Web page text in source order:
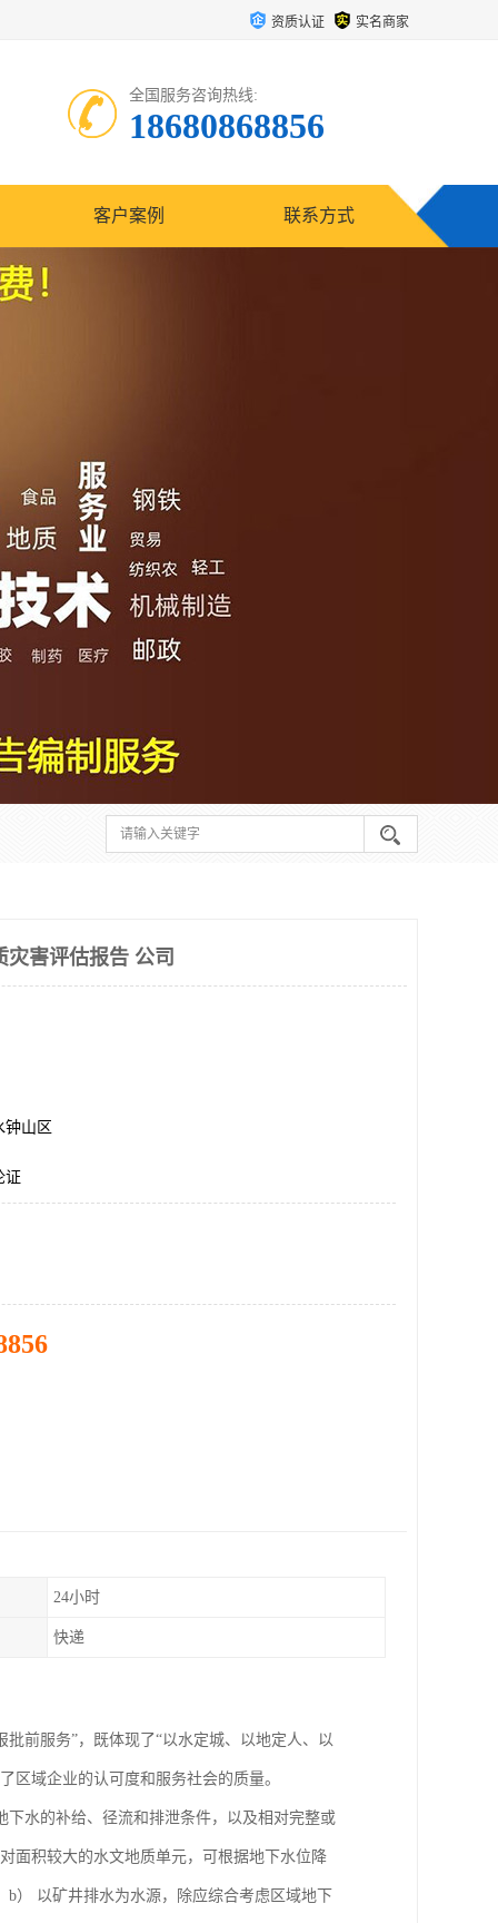
资质认证 实名商家
全国服务咨询热线:
18680868856
客户案例 联系方式
害评估报告 公司
钟山区
证
24小时
快递
批前服务”，既体现了“以水定城、以地定人、以
区域企业的认可度和服务社会的质量。
水的补给、径流和排泄条件，以及相对完整或
面积较大的水文地质单元，可根据地下水位降
） 以矿井排水为水源，除应综合考虑区域地下